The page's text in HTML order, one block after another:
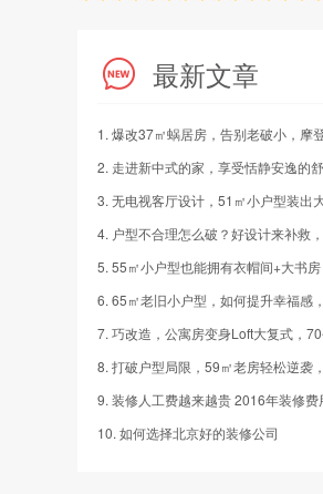
最新文章
5. 55㎡小户型也能拥有衣帽间+大书房
10. 如何选择北京好的装修公司